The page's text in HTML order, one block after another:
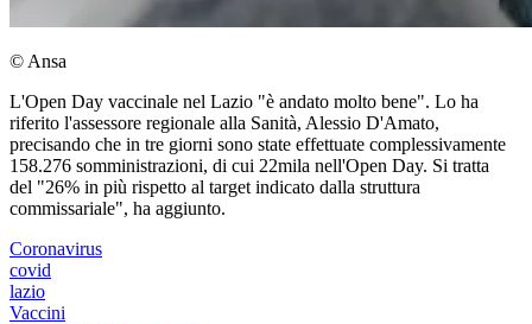
© Ansa
L'Open Day vaccinale nel Lazio "è andato molto bene". Lo ha
riferito l'assessore regionale alla Sanità, Alessio D'Amato,
precisando che in tre giorni sono state effettuate complessivamente
158.276 somministrazioni, di cui 22mila nell'Open Day. Si tratta
del "26% in più rispetto al target indicato dalla struttura
commissariale", ha aggiunto.
Coronavirus
covid
lazio
Vaccini